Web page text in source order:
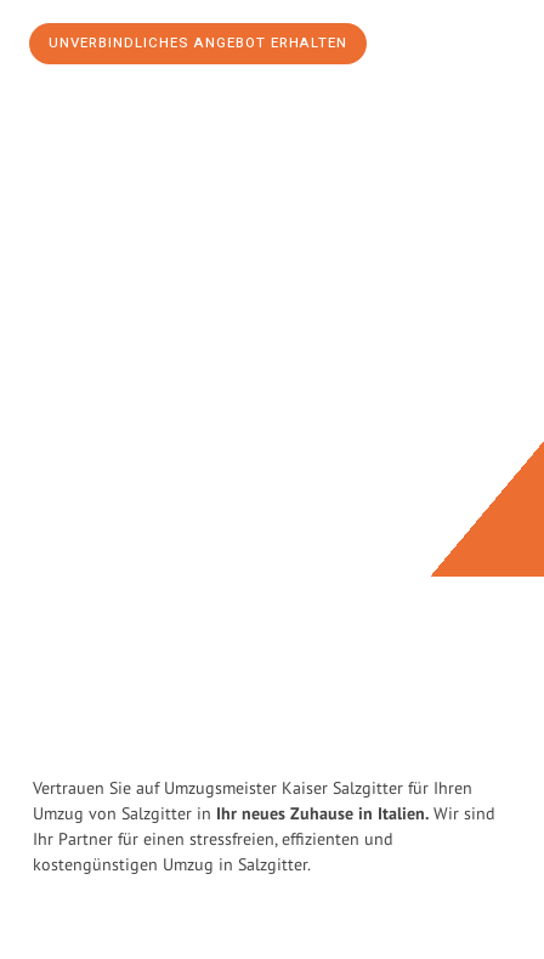
UNVERBINDLICHES ANGEBOT ERHALTEN
Vertrauen Sie auf Umzugsmeister Kaiser Salzgitter für Ihren
Umzug von Salzgitter in Ihr neues Zuhause in Italien. Wir sind
Ihr Partner für einen stressfreien, effizienten und
kostengünstigen Umzug in Salzgitter.